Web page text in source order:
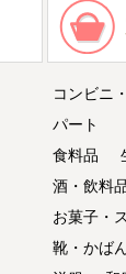
コンビニ
パート
食料品
酒・飲料
お菓子・
靴・かば